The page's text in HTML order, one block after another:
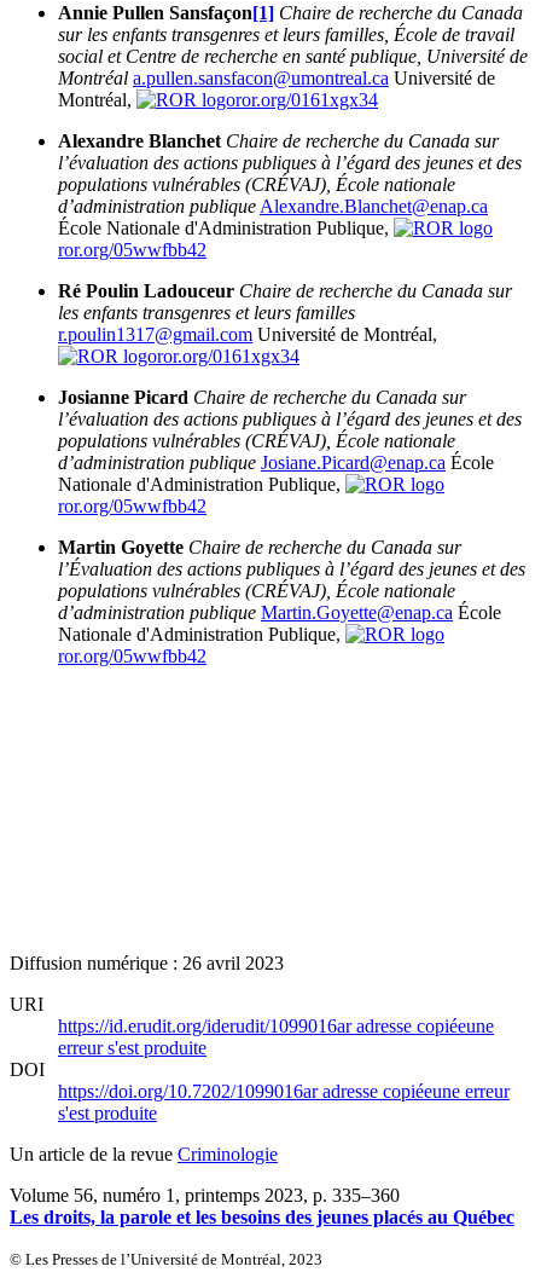
Annie Pullen Sansfaçon[1] Chaire de recherche du Canada
sur les enfants transgenres et leurs familles, École de travail
social et Centre de recherche en santé publique, Université de
Montréal a.pullen.sansfacon@umontreal.ca Université de
Montréal,
ror.org/0161xgx34
Alexandre Blanchet Chaire de recherche du Canada sur
l’évaluation des actions publiques à l’égard des jeunes et des
populations vulnérables (CRÉVAJ), École nationale
d’administration publique Alexandre.Blanchet@enap.ca
École Nationale d'Administration Publique,
ror.org/05wwfbb42
Ré Poulin Ladouceur Chaire de recherche du Canada sur
les enfants transgenres et leurs familles
r.poulin1317@gmail.com Université de Montréal,
ror.org/0161xgx34
Josianne Picard Chaire de recherche du Canada sur
l’évaluation des actions publiques à l’égard des jeunes et des
populations vulnérables (CRÉVAJ), École nationale
d’administration publique Josiane.Picard@enap.ca École
Nationale d'Administration Publique,
ror.org/05wwfbb42
Martin Goyette Chaire de recherche du Canada sur
l’Évaluation des actions publiques à l’égard des jeunes et des
populations vulnérables (CRÉVAJ), École nationale
d’administration publique Martin.Goyette@enap.ca École
Nationale d'Administration Publique,
ror.org/05wwfbb42
Diffusion numérique : 26 avril 2023
URI
https://id.erudit.org/iderudit/1099016aradresse copiéeune
erreur s'est produite
DOI
https://doi.org/10.7202/1099016aradresse copiéeune erreur
s'est produite
Un article de la revue Criminologie
Volume 56, numéro 1, printemps 2023, p. 335–360
Les droits, la parole et les besoins des jeunes placés au Québec
© Les Presses de l’Université de Montréal, 2023